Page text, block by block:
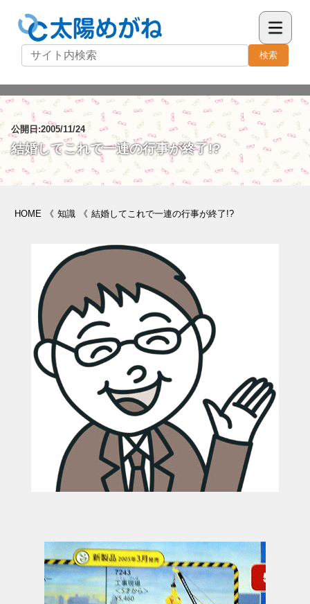
検索
公開日:2005/11/24
結婚してこれで一連の行事が終了!?
HOME 《 知識 《 結婚してこれで一連の行事が終了!?